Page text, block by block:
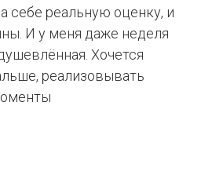
себе реальную оценку, и
И у меня даже неделя
Хочется
реализовывать